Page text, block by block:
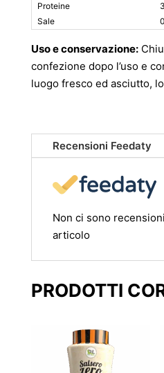
Proteine
Sale
Uso e conservazione:
confezione dopo l’uso e
luogo fresco ed asciutto,
Recensioni Feedaty
Non ci sono
articolo
PRODOTTI